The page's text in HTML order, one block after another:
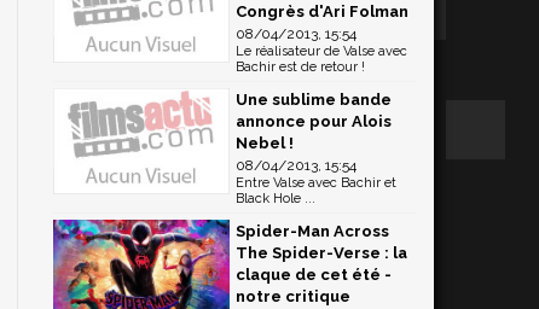
Congrès d'Ari Folman
08/04/2013, 15:54
Le réalisateur de Valse avec
Bachir est de retour !
Une sublime bande
annonce pour Alois
Nebel !
08/04/2013, 15:54
Entre Valse avec Bachir et
Black Hole ...
Spider-Man Across
The Spider-Verse : la
claque de cet été -
notre critique